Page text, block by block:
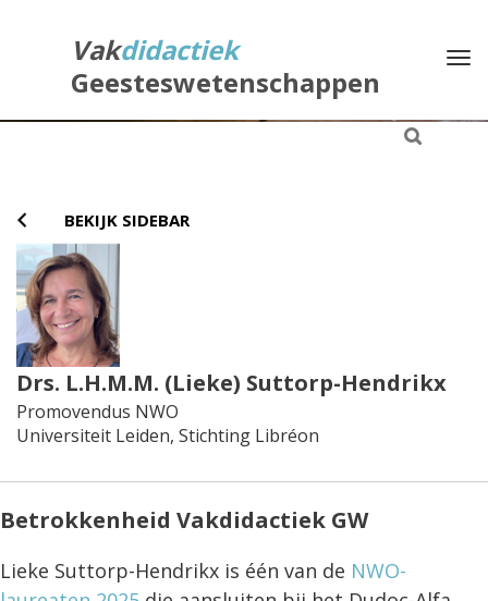
Vakdidactiek
Geesteswetenschappen
BEKIJK SIDEBAR
Drs. L.H.M.M. (Lieke) Suttorp-Hendrikx
Promovendus NWO
Universiteit Leiden, Stichting Libréon
Betrokkenheid Vakdidactiek GW
Lieke Suttorp-Hendrikx is één van de NWO-